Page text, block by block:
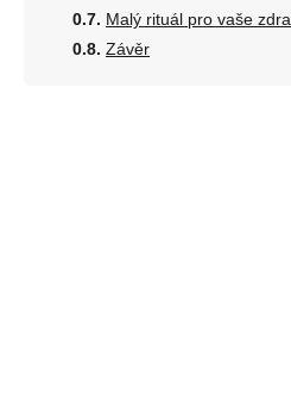
Malý rituál pro vaše
Závěr